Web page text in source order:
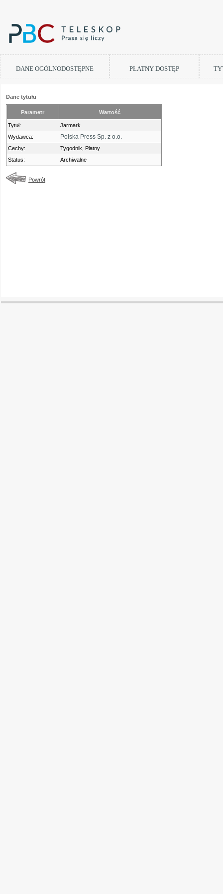
DANE OGÓLNODOSTĘPNE PŁATNY DOSTĘP
Dane tytułu
Parametr Wartość
Tytuł:
Jarmark
Wydawca:
Polska Press Sp. z o.o.
Cechy:
Tygodnik, Płatny
Status:
Archiwalne
Powrót